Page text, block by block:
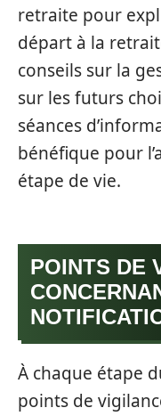
retraite pour
départ à la
conseils sur la
sur les futurs
séances
bénéfique pour
étape de vie.
POINTS DE
À chaque étape
points de